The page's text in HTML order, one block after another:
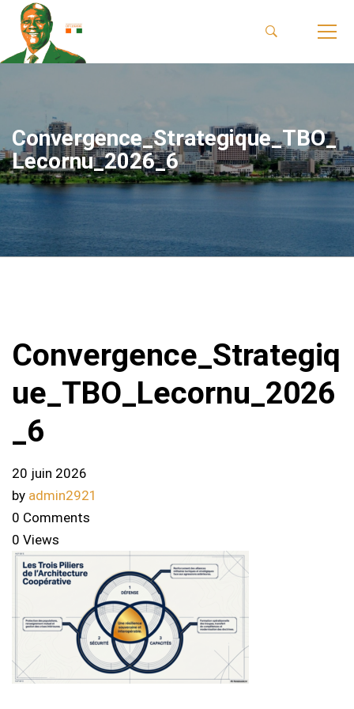
Convergence_Strategique_TBO_
Lecornu_2026_6
Convergence_Strategiq
ue_TBO_Lecornu_2026
_6
20 juin 2026
by admin2921
0 Comments
0 Views